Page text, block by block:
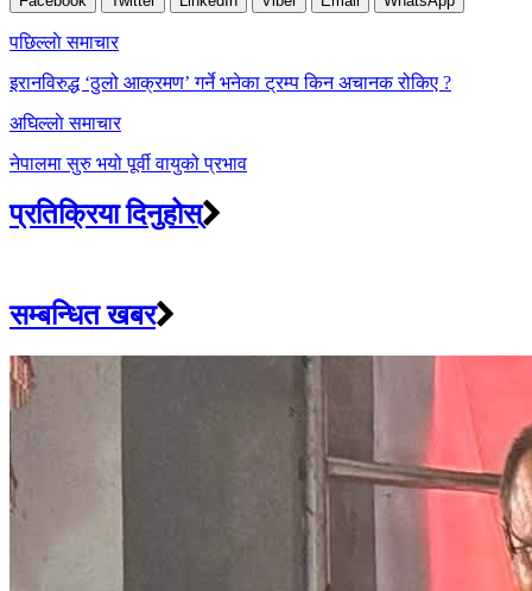
Post
navigation
पछिल्लाे समाचार
इरानविरुद्ध ‘ठुलो आक्रमण’ गर्ने भनेका ट्रम्प किन अचानक रोकिए ?
अघिल्लाे समाचार
नेपालमा सुरु भयो पूर्वी वायुको प्रभाव
प्रतिक्रिया दिनुहोस्
सम्बन्धित खबर